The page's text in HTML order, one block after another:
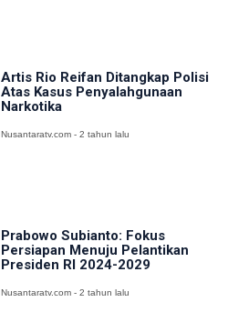
Artis Rio Reifan Ditangkap Polisi
Atas Kasus Penyalahgunaan
Narkotika
Nusantaratv.com - 2 tahun lalu
Prabowo Subianto: Fokus
Persiapan Menuju Pelantikan
Presiden RI 2024-2029
Nusantaratv.com - 2 tahun lalu